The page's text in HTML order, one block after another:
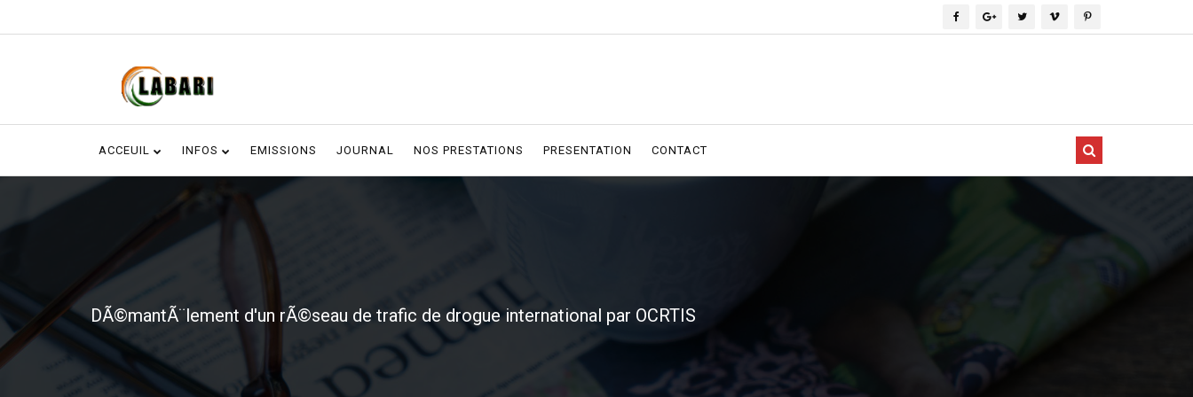
ACCEUIL INFOS EMISSIONS JOURNAL NOS PRESTATIONS PRESENTATION CONTACT
DÃ©mantÃ¨lement d'un rÃ©seau de trafic de drogue international par OCRTIS